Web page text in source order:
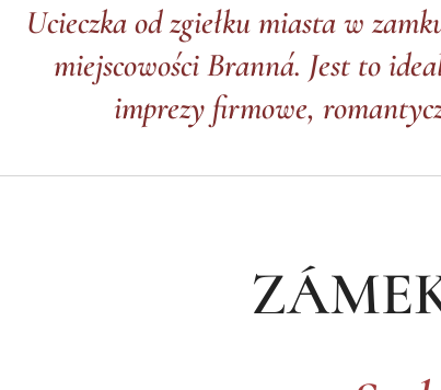
Ucieczka od zgiełku miasta w
miejscowości Branná. Jest to
imprezy firmowe,